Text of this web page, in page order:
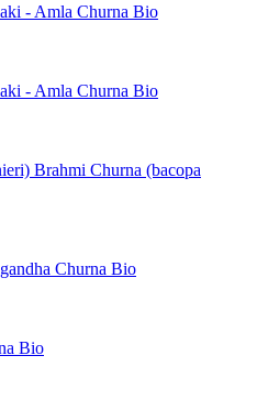
- Amla Churna Bio
- Amla Churna Bio
Brahmi Churna (bacopa
Churna Bio
Bio